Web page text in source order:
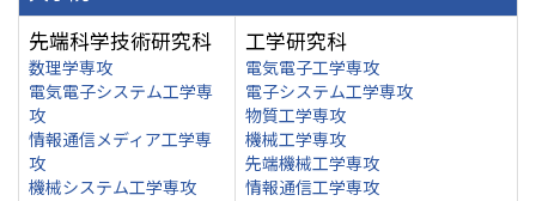
先端科学技術研究科
数理学専攻
電気電子システム工学専
攻
情報通信メディア工学専
攻
機械システム工学専攻
工学研究科
電気電子工学専攻
電子システム工学専攻
物質工学専攻
機械工学専攻
先端機械工学専攻
情報通信工学専攻